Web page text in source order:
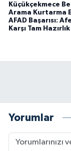
Küçükçekmece
Arama Kurtarma
AFAD Başarısı:
Karşı Tam Hazırlık
Yorumlar